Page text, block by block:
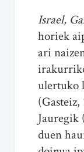
Israel,
horiek
ari
ulertuko
Jauregik
duen